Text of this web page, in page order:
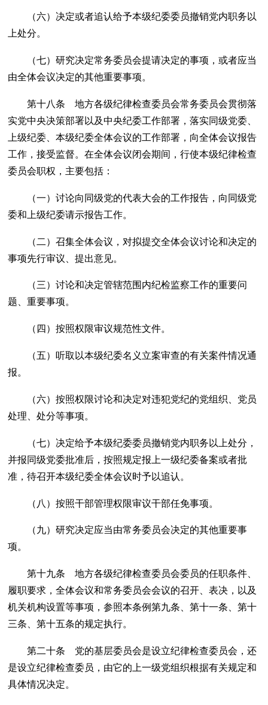
（六）决定或者追认给予本级纪委委员撤销党内职务以
上处分。
（七）研究决定常务委员会提请决定的事项，或者应当
由全体会议决定的其他重要事项。
第十八条 地方各级纪律检查委员会常务委员会贯彻落
实党中央决策部署以及中央纪委工作部署，落实同级党委、
上级纪委、本级纪委全体会议的工作部署，向全体会议报告
工作，接受监督。在全体会议闭会期间，行使本级纪律检查
委员会职权，主要包括：
（一）讨论向同级党的代表大会的工作报告，向同级党
委和上级纪委请示报告工作。
（二）召集全体会议，对拟提交全体会议讨论和决定的
事项先行审议、提出意见。
（三）讨论和决定管辖范围内纪检监察工作的重要问
题、重要事项。
（四）按照权限审议规范性文件。
（五）听取以本级纪委名义立案审查的有关案件情况通
报。
（六）按照权限讨论和决定对违犯党纪的党组织、党员
处理、处分等事项。
（七）决定给予本级纪委委员撤销党内职务以上处分，
并报同级党委批准后，按照规定报上一级纪委备案或者批
准，待召开本级纪委全体会议时予以追认。
（八）按照干部管理权限审议干部任免事项。
（九）研究决定应当由常务委员会决定的其他重要事
项。
第十九条 地方各级纪律检查委员会委员的任职条件、
履职要求，全体会议和常务委员会会议的召开、表决，以及
机关机构设置等事项，参照本条例第九条、第十一条、第十
三条、第十五条的规定执行。
第二十条 党的基层委员会是设立纪律检查委员会，还
是设立纪律检查委员，由它的上一级党组织根据有关规定和
具体情况决定。